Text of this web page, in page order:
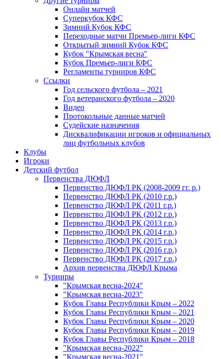
Онлайн матчей
Суперкубок КФС
Зимний Кубок КФС
Переходные матчи Премьер-лиги КФС
Открытый зимний Кубок КФС
Кубок "Крымская весна"
Кубок Премьер-лиги КФС
Регламенты турниров КФС
Ссылки
Год сельского футбола – 2021
Год ветеранского футбола – 2020
Видео
Протокольные данные матчей
Судейские назначения
Дисквалификации игроков и официальных
лиц футбольных клубов
Клубы
Игроки
Детский футбол
Первенства ДЮФЛ
Первенство ДЮФЛ РК (2008-2009 гг. р.)
Первенство ДЮФЛ РК (2010 г.р.)
Первенство ДЮФЛ РК (2011 г.р.)
Первенство ДЮФЛ РК (2012 г.р.)
Первенство ДЮФЛ РК (2013 г.р.)
Первенство ДЮФЛ РК (2014 г.р.)
Первенство ДЮФЛ РК (2015 г.р.)
Первенство ДЮФЛ РК (2016 г.р.)
Первенство ДЮФЛ РК (2017 г.р.)
Архив первенства ДЮФЛ Крыма
Турниры
"Крымская весна-2024"
"Крымская весна-2023"
Кубок Главы Республики Крым – 2022
Кубок Главы Республики Крым – 2021
Кубок Главы Республики Крым – 2020
Кубок Главы Республики Крым – 2019
Кубок Главы Республики Крым – 2018
"Крымская весна-2022"
"Крымская весна-2021"